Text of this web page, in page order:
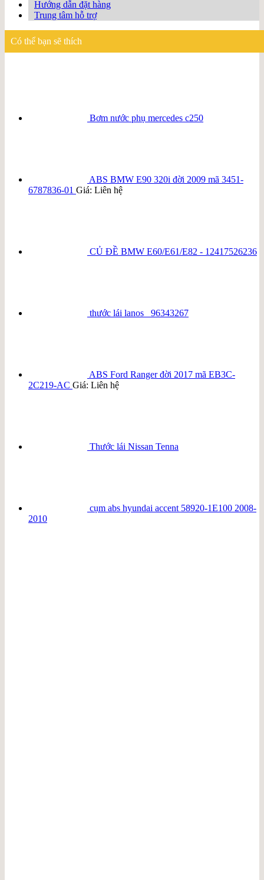
Hướng dẫn đặt hàng
Trung tâm hỗ trợ
Có thể bạn sẽ thích
Bơm nước phụ mercedes c250
ABS BMW E90 320i đời 2009 mã 3451-
6787836-01 Giá: Liên hệ
CỦ ĐỀ BMW E60/E61/E82 - 12417526236
thước lái lanos _96343267
ABS Ford Ranger đời 2017 mã EB3C-
2C219-AC Giá: Liên hệ
Thước lái Nissan Tenna
cụm abs hyundai accent 58920-1E100 2008-
2010